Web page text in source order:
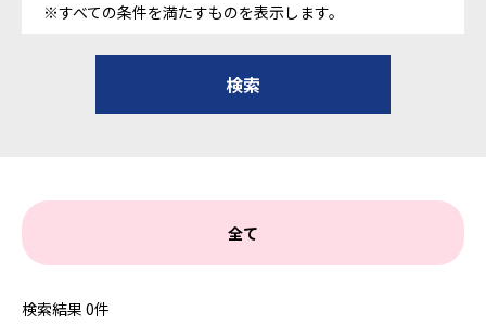
※すべての条件を満たすものを表示します。
全て
検索結果 0件